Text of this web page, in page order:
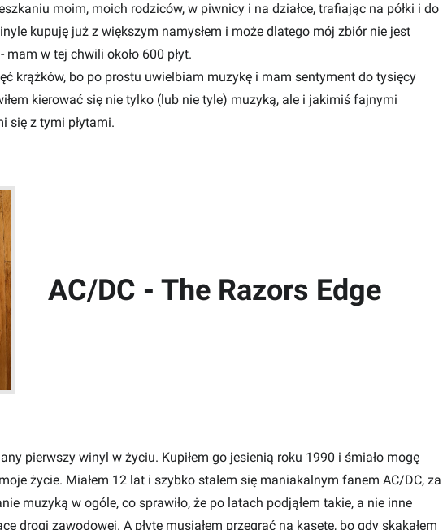
moim, moich rodziców, w piwnicy i na działce, trafiając na półki i do
kupuję już z większym namysłem i może dlatego mój zbiór nie jest
w tej chwili około 600 płyt.
krążków, bo po prostu uwielbiam muzykę i mam sentyment do tysięcy
kierować się nie tylko (lub nie tyle) muzyką, ale i jakimiś fajnymi
się z tymi płytami.
AC/DC - The Razors Edge
pierwszy winyl w życiu. Kupiłem go jesienią roku 1990 i śmiało mogę
życie. Miałem 12 lat i szybko stałem się maniakalnym fanem AC/DC, za
muzyką w ogóle, co sprawiło, że po latach podjąłem takie, a nie inne
drogi zawodowej. A płytę musiałem przegrać na kasetę, bo gdy skakałem